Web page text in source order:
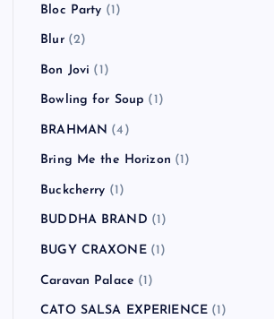
Bloc Party (1)
Blur(2)
Bon Jovi (1)
Bowling for Soup (1)
BRAHMAN (4)
Bring Me the Horizon (1)
Buckcherry (1)
BUDDHA BRAND (1)
BUGY CRAXONE(1)
Caravan Palace (1)
CATO SALSA EXPERIENCE (1)